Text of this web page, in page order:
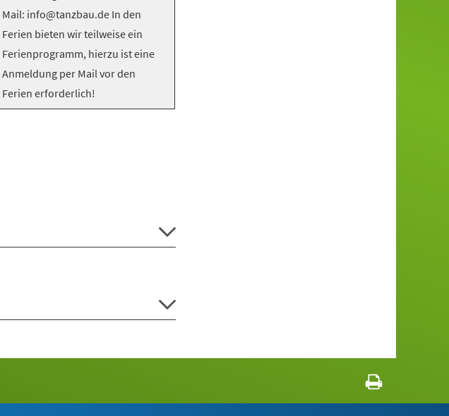
Mail: info@tanzbau.de In den
Ferien bieten wir teilweise ein
Ferienprogramm, hierzu ist eine
Anmeldung per Mail vor den
Ferien erforderlich!